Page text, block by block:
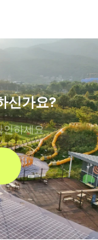
신가요?
인하세요